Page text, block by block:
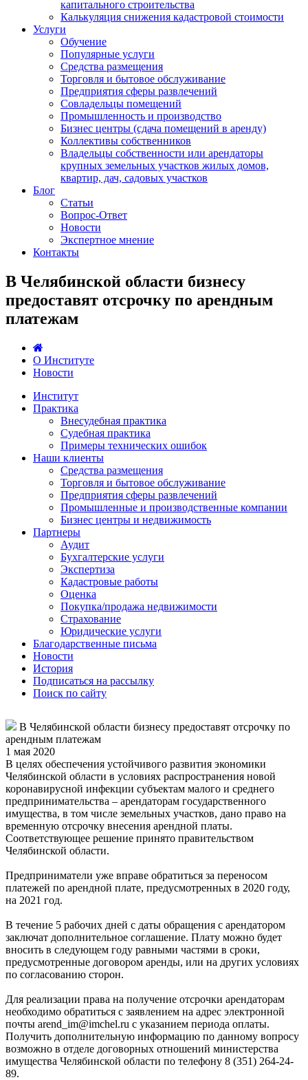
капитального строительства
Калькуляция снижения кадастровой стоимости
Услуги
Обучение
Популярные услуги
Средства размещения
Торговля и бытовое обслуживание
Предприятия сферы развлечений
Совладельцы помещений
Промышленность и производство
Бизнес центры (сдача помещений в аренду)
Коллективы собственников
Владельцы собственности или арендаторы
крупных земельных участков жилых домов,
квартир, дач, садовых участков
Блог
Статьи
Вопрос-Ответ
Новости
Экспертное мнение
Контакты
В Челябинской области бизнесу
предоставят отсрочку по арендным
платежам
О Институте
Новости
Институт
Практика
Внесудебная практика
Судебная практика
Примеры технических ошибок
Наши клиенты
Средства размещения
Торговля и бытовое обслуживание
Предприятия сферы развлечений
Промышленные и производственные компании
Бизнес центры и недвижимость
Партнеры
Аудит
Бухгалтерские услуги
Экспертиза
Кадастровые работы
Оценка
Покупка/продажа недвижимости
Страхование
Юридические услуги
Благодарственные письма
Новости
История
Подписаться на рассылку
Поиск по сайту
В Челябинской области бизнесу предоставят отсрочку по
арендным платежам
1 мая 2020
В целях обеспечения устойчивого развития экономики
Челябинской области в условиях распространения новой
коронавирусной инфекции субъектам малого и среднего
предпринимательства – арендаторам государственного
имущества, в том числе земельных участков, дано право на
временную отсрочку внесения арендной платы.
Соответствующее решение принято правительством
Челябинской области.
Предприниматели уже вправе обратиться за переносом
платежей по арендной плате, предусмотренных в 2020 году,
на 2021 год.
В течение 5 рабочих дней с даты обращения с арендатором
заключат дополнительное соглашение. Плату можно будет
вносить в следующем году равными частями в сроки,
предусмотренные договором аренды, или на других условиях
по согласованию сторон.
Для реализации права на получение отсрочки арендаторам
необходимо обратиться с заявлением на адрес электронной
почты arend_im@imchel.ru с указанием периода оплаты.
Получить дополнительную информацию по данному вопросу
возможно в отделе договорных отношений министерства
имущества Челябинской области по телефону 8 (351) 264-24-
89.